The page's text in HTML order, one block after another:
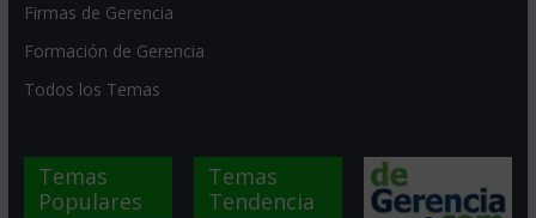
Firmas de Gerencia
Formación de Gerencia
Todos los Temas
Temas
Populares
Temas
Tendencia